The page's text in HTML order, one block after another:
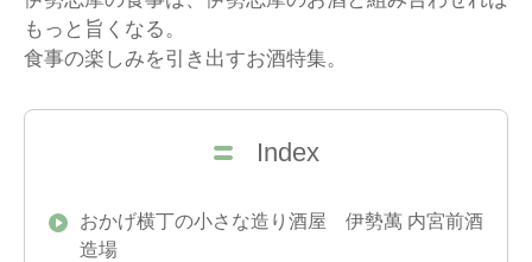
もっと旨くなる。
食事の楽しみを引き出すお酒特集。
Index
おかげ横丁の小さな造り酒屋 伊勢萬 内宮前酒
造場